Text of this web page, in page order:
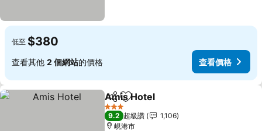
低至 $380
查看其他 2 個網站的價格 查看價格
分享 加入我的最愛
Amis Hotel
3 星級
9.2 超級讚
1,106
峴港市